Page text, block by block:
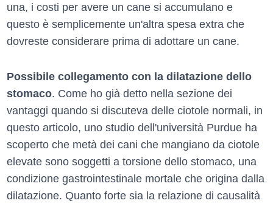
una, i costi per avere un cane si accumulano e
questo è semplicemente un'altra spesa extra che
dovreste considerare prima di adottare un cane.
Possibile collegamento con la dilatazione dello
stomaco. Come ho già detto nella sezione dei
vantaggi quando si discuteva delle ciotole normali, in
questo articolo, uno studio dell'università Purdue ha
scoperto che metà dei cani che mangiano da ciotole
elevate sono soggetti a torsione dello stomaco, una
condizione gastrointestinale mortale che origina dalla
dilatazione. Quanto forte sia la relazione di causalità